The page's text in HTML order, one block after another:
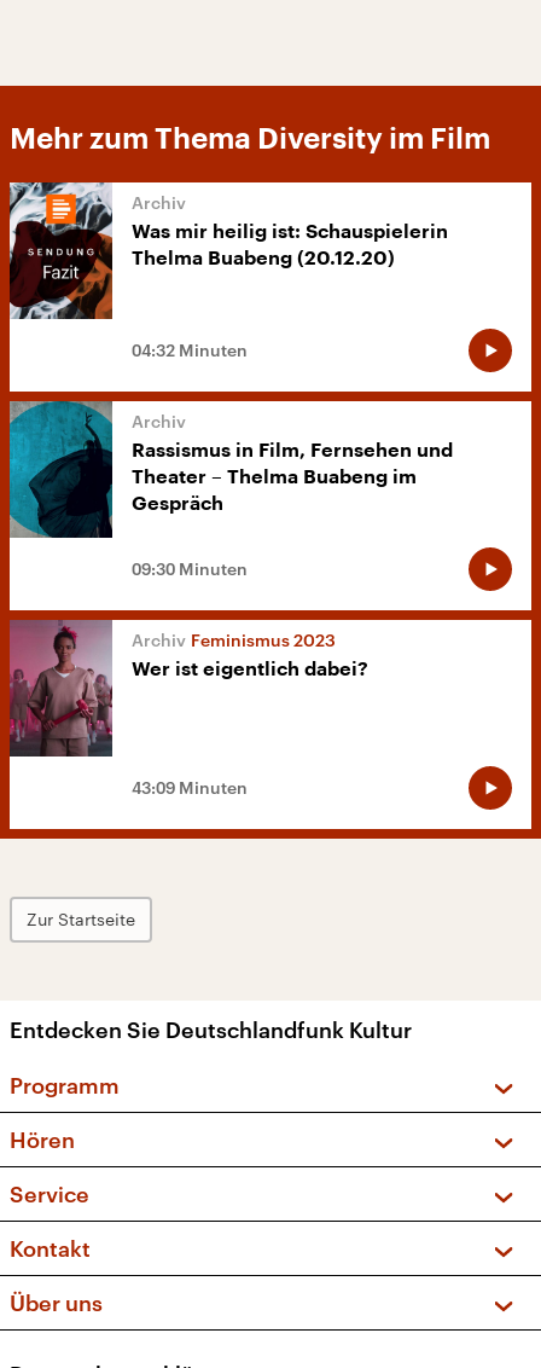
Mehr zum Thema Diversity im Film
Was mir heilig ist: Schauspielerin
Thelma Buabeng (20.12.20)
04:32 Minuten
Rassismus in Film, Fernsehen und
Theater – Thelma Buabeng im
Gespräch
09:30 Minuten
Feminismus 2023
Wer ist eigentlich dabei?
43:09 Minuten
Zur Startseite
Entdecken Sie Deutschlandfunk Kultur
Programm
Sendungen und Podcasts
Musikliste
Kakadu – Das Kinderprogramm
Hören
Frequenzen (UKW + DAB+)
Service
FAQ
Apps
Newsletter
Kontakt
Social Media
Über uns